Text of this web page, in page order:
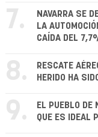
7.
NAVARRA SE
LA
CAÍDA DEL
8.
RESCATE
HERIDO HA
9.
EL PUEBLO DE
QUE ES IDEAL